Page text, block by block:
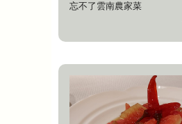
忘不了雲南農家菜